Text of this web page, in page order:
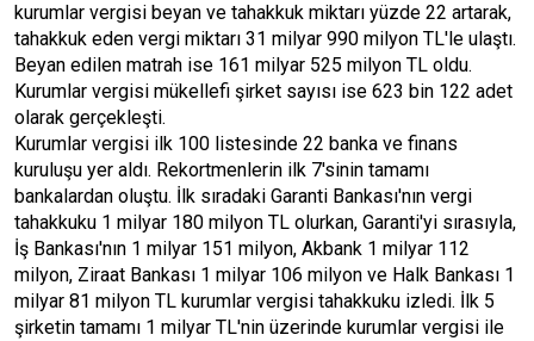
kurumlar vergisi beyan ve tahakkuk miktarı yüzde 22 artarak,
tahakkuk eden vergi miktarı 31 milyar 990 milyon TL'le ulaştı.
Beyan edilen matrah ise 161 milyar 525 milyon TL oldu.
Kurumlar vergisi mükellefi şirket sayısı ise 623 bin 122 adet
olarak gerçekleşti.
Kurumlar vergisi ilk 100 listesinde 22 banka ve finans
kuruluşu yer aldı. Rekortmenlerin ilk 7'sinin tamamı
bankalardan oluştu. İlk sıradaki Garanti Bankası'nın vergi
tahakkuku 1 milyar 180 milyon TL olurkan, Garanti'yi sırasıyla,
İş Bankası'nın 1 milyar 151 milyon, Akbank 1 milyar 112
milyon, Ziraat Bankası 1 milyar 106 milyon ve Halk Bankası 1
milyar 81 milyon TL kurumlar vergisi tahakkuku izledi. İlk 5
şirketin tamamı 1 milyar TL'nin üzerinde kurumlar vergisi ile